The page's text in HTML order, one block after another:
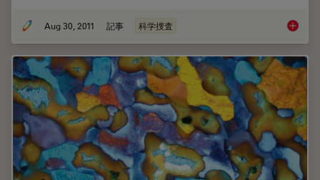
Aug 30, 2011 記事 科学捜査 Is that